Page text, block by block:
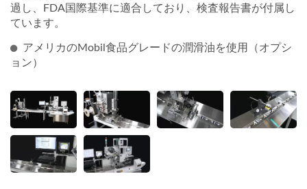
過し、FDA国際基準に適合しており、検査報告書が付属し
ています。
アメリカのMobil食品グレードの潤滑油を使用（オプシ
ョン）